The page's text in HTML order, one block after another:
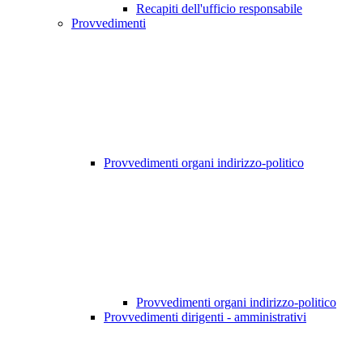
Recapiti dell'ufficio responsabile
Provvedimenti
Provvedimenti organi indirizzo-politico
Provvedimenti organi indirizzo-politico
Provvedimenti dirigenti - amministrativi